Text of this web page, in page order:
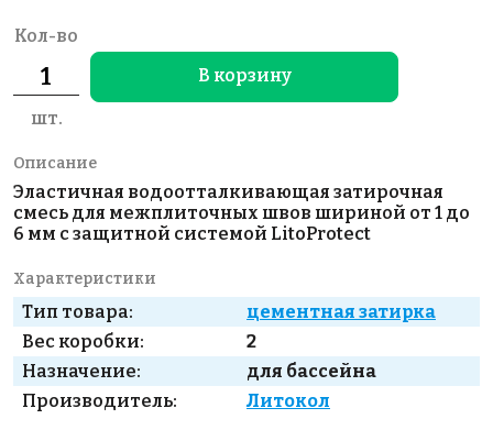
Кол-во
шт.
В корзину
Описание
Эластичная водоотталкивающая затирочная
смесь для межплиточных швов шириной от 1 до
6 мм с защитной системой LitoProtect
Характеристики
Тип товара:
цементная затирка
Вес коробки:
2
Назначение:
для бассейна
Производитель:
Литокол